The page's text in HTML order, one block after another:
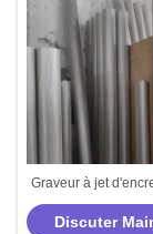
Graveur à jet
la machine 2KW
de haute
Discuter